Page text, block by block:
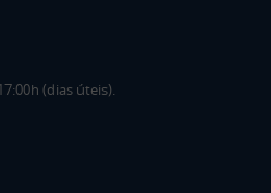
(dias úteis).